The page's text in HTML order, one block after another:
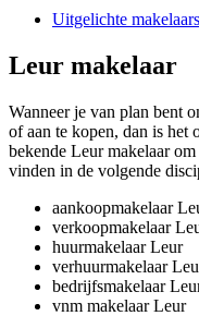
Uitgelichte
Leur makelaar
Wanneer je van plan bent
of aan te kopen, dan is het
bekende Leur makelaar
vinden in de volgende
aankoopmakelaar
verkoopmakelaar
huurmakelaar Leur
verhuurmakelaar
bedrijfsmakelaar
vnm makelaar Leur